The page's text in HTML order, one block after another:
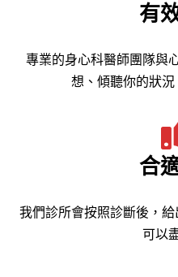
有
專業的身心科醫師團隊與
想、傾聽你的狀
合
我們診所會按照診斷後，
可以